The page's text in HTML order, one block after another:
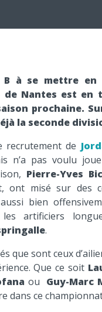
à se mettre en
de Nantes est
prochaine.
la seconde
recrutement de
n’a pas voulu
Pierre-Yves
ont misé sur des
bien
les artificiers
.
que sont ceux
Que ce soit
ou Guy-Marc
dans ce